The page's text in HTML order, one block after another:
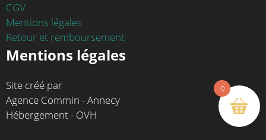
CGV
Mentions légales
Retour et remboursement
Mentions légales
Site créé par
Agence Commin - Annecy
Hébergement - OVH
0